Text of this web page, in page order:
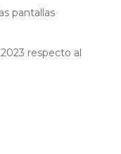
pantallas
respecto al